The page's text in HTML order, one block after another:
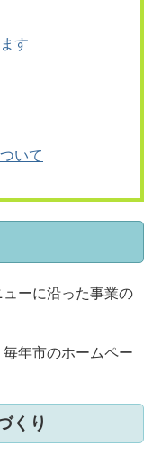
す
いて
ーに沿った事業の
年市のホームペー
くり